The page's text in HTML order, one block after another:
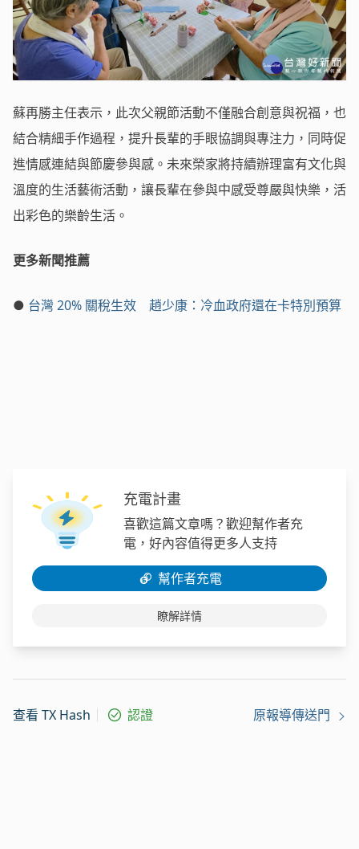
蘇再勝主任表示，此次父親節活動不僅融合創意與祝福，也
結合精細手作過程，提升長輩的手眼協調與專注力，同時促
進情感連結與節慶參與感。未來榮家將持續辦理富有文化與
溫度的生活藝術活動，讓長輩在參與中感受尊嚴與快樂，活
出彩色的樂齡生活。
更多新聞推薦
● 台灣 20% 關稅生效 趙少康：冷血政府還在卡特別預算
充電計畫
喜歡這篇文章嗎？歡迎幫作者充
電，好內容值得更多人支持
幫作者充電
瞭解詳情
查看 TX Hash 認證 原報導傳送門